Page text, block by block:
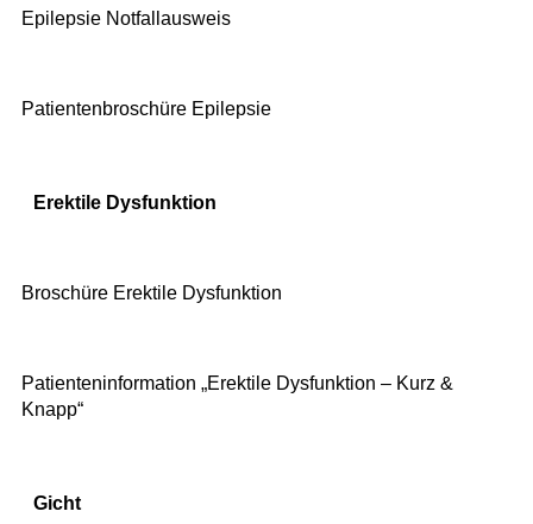
Epilepsie Notfallausweis
Patientenbroschüre Epilepsie
Erektile Dysfunktion
Broschüre Erektile Dysfunktion
Patienteninformation „Erektile Dysfunktion – Kurz &
Knapp“
Gicht